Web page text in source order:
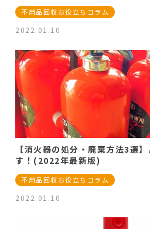
不用品回収お役立ちコラム
2022.01.10
【消火器の処分・廃棄方法3選
す！(2022年最新版)
不用品回収お役立ちコラム
2022.01.10